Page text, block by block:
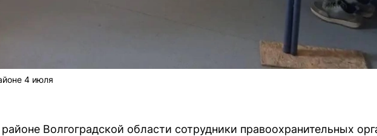
4 июля
Волгоградской области сотрудники правоохранительных